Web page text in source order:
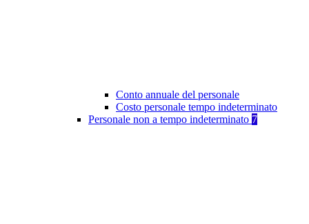
Conto annuale del personale
Costo personale tempo indeterminato
Personale non a tempo indeterminato 7